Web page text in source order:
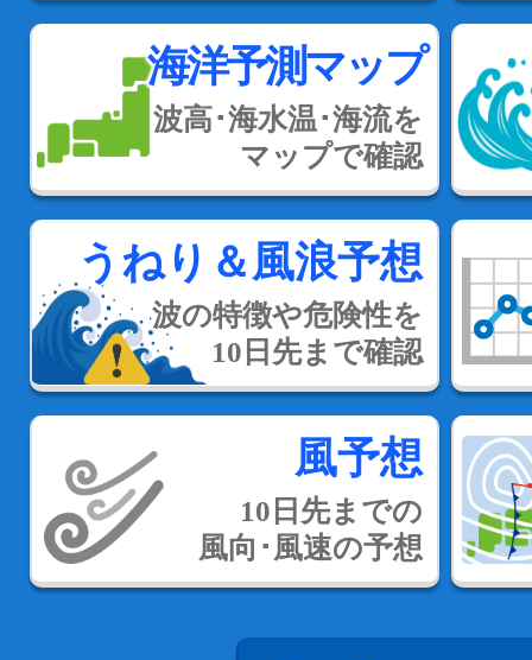
海洋予測マップ
波高･海水温･海流を
マップで確認
うねり＆風浪予想
波の特徴や危険性を
10日先まで確認
風予想
10日先までの
風向･風速の予想